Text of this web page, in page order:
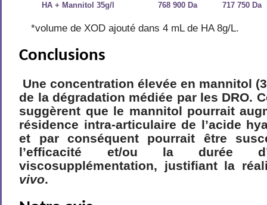
HA + Mannitol 35g/l 768 900 Da 717 750 Da
*volume de XOD ajouté dans 4 mL de HA 8g/L.
Conclusions
Une concentration élevée en mannitol
de la dégradation médiée par les DRO.
suggèrent que le mannitol pourrait
résidence intra-articulaire de l’acide
et par conséquent pourrait être
l’efficacité et/ou la durée
viscosupplémentation, justifiant la
vivo.